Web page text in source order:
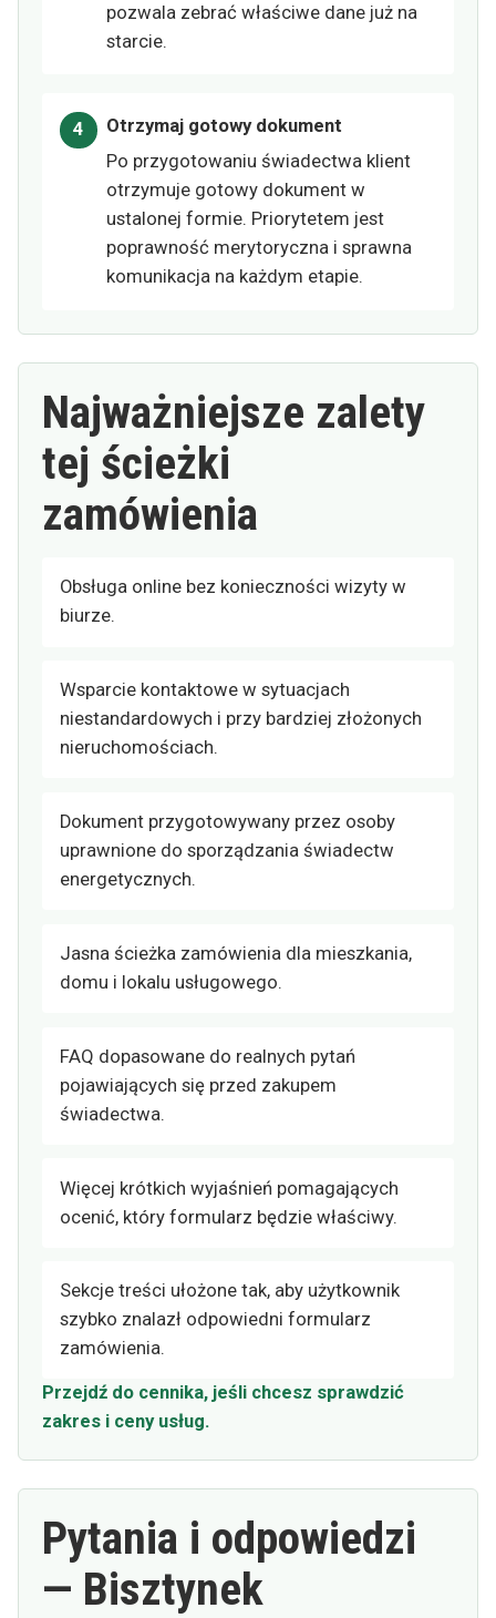
pozwala zebrać właściwe dane już na
starcie.
Otrzymaj gotowy dokument
Po przygotowaniu świadectwa klient
otrzymuje gotowy dokument w
ustalonej formie. Priorytetem jest
poprawność merytoryczna i sprawna
komunikacja na każdym etapie.
Najważniejsze zalety
tej ścieżki
zamówienia
Obsługa online bez konieczności wizyty w
biurze.
Wsparcie kontaktowe w sytuacjach
niestandardowych i przy bardziej złożonych
nieruchomościach.
Dokument przygotowywany przez osoby
uprawnione do sporządzania świadectw
energetycznych.
Jasna ścieżka zamówienia dla mieszkania,
domu i lokalu usługowego.
FAQ dopasowane do realnych pytań
pojawiających się przed zakupem
świadectwa.
Więcej krótkich wyjaśnień pomagających
ocenić, który formularz będzie właściwy.
Sekcje treści ułożone tak, aby użytkownik
szybko znalazł odpowiedni formularz
zamówienia.
Przejdź do cennika, jeśli chcesz sprawdzić
zakres i ceny usług.
Pytania i odpowiedzi
— Bisztynek